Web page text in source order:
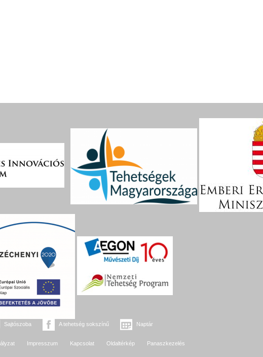
Sajtószoba A tehetség sokszínű Naptár
Impresszum Kapcsolat Oldaltérkép Panaszkezelés